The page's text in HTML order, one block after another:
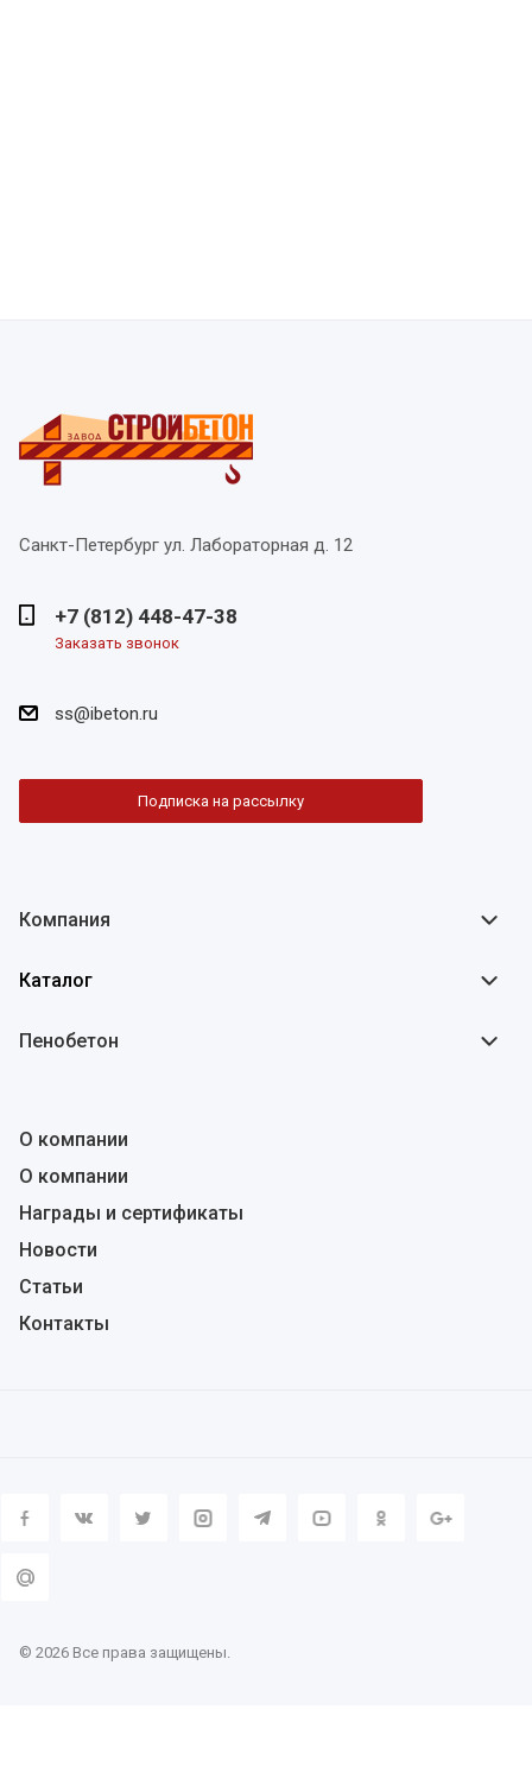
Санкт-Петербург ул. Лабораторная д. 12
+7 (812) 448-47-38
Заказать звонок
ss@ibeton.ru
Подписка на рассылку
Компания
Каталог
Пенобетон
О компании
О компании
Награды и сертификаты
Новости
Статьи
Контакты
© 2026 Все права защищены.